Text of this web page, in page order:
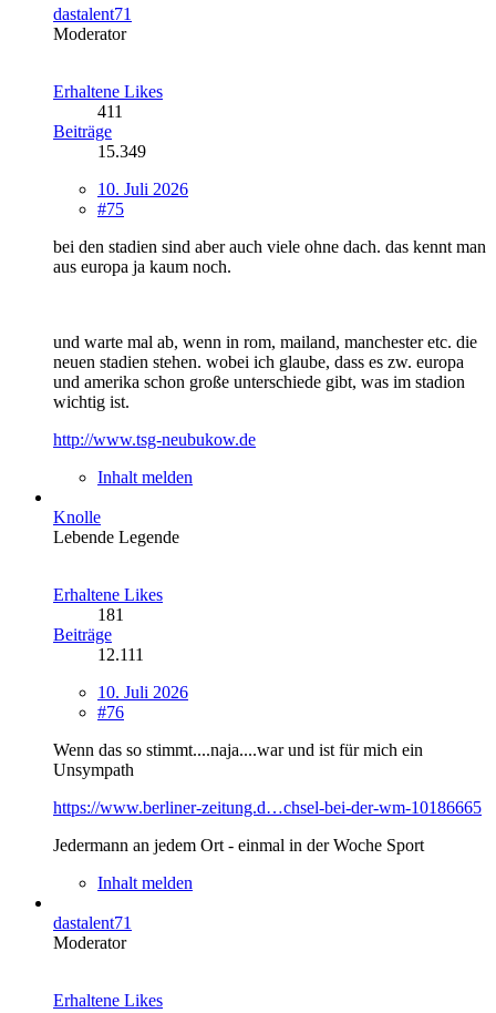
dastalent71
Moderator
Erhaltene Likes
411
Beiträge
15.349
10. Juli 2026
#75
bei den stadien sind aber auch viele ohne dach. das kennt man
aus europa ja kaum noch.
und warte mal ab, wenn in rom, mailand, manchester etc. die
neuen stadien stehen. wobei ich glaube, dass es zw. europa
und amerika schon große unterschiede gibt, was im stadion
wichtig ist.
http://www.tsg-neubukow.de
Inhalt melden
Knolle
Lebende Legende
Erhaltene Likes
181
Beiträge
12.111
10. Juli 2026
#76
Wenn das so stimmt....naja....war und ist für mich ein
Unsympath
https://www.berliner-zeitung.d…chsel-bei-der-wm-10186665
Jedermann an jedem Ort - einmal in der Woche Sport
Inhalt melden
dastalent71
Moderator
Erhaltene Likes